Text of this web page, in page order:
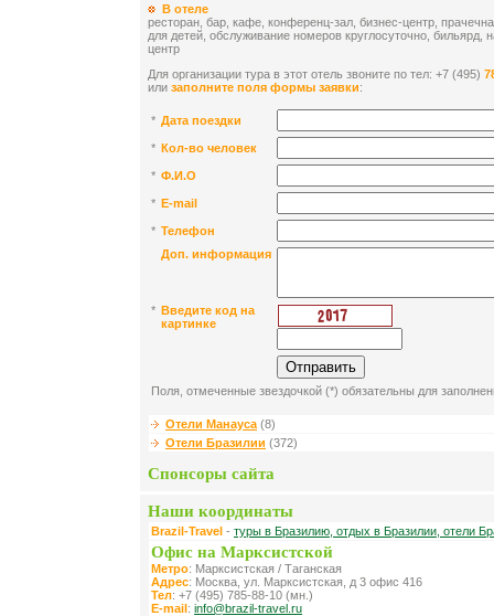
В отеле
ресторан, бар, кафе, конференц-зал, бизнес-центр,
для детей, обслуживание номеров круглосуточно, бильярд,
центр
Для организации тура в этот отель звоните по тел: +7 (495)
или заполните поля формы заявки:
* Дата поездки
* Кол-во человек
* Ф.И.О
* E-mail
* Телефон
Доп. информация
* Введите код на
картинке
Поля, отмеченные звездочкой (*) обязательны для
Отели Манауса(8)
Отели Бразилии (372)
Спонсоры сайта
Наши координаты
Brazil-Travel - туры в Бразилию, отдых в Бразилии, отели
Офис на Марксистской
Метро: Марксистская / Таганская
Адрес: Москва, ул. Марксистская, д 3 офис 416
Тел: +7 (495) 785-88-10 (мн.)
E-mail: info@brazil-travel.ru